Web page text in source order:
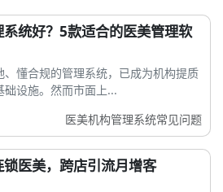
统好？5款适合的医美管理软
懂合规的管理系统，已成为机构提质
设施。然而市面上...
医美机构管理系统常见问题
医美，跨店引流月增客